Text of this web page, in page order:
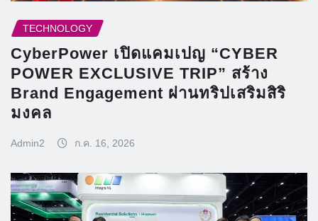
TECHNOLOGY
CyberPower เปิดแคมเปญ “CYBER
POWER EXCLUSIVE TRIP” สร้าง
Brand Engagement ผ่านทริปเสริมสิริ
มงคล
Admin2 ก.ค. 16, 2026